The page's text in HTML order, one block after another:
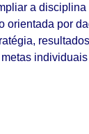
a
orientada por
resultados
individuais